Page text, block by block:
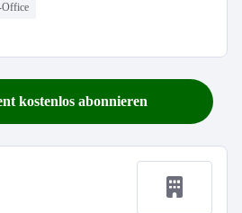
Office
kostenlos abonnieren